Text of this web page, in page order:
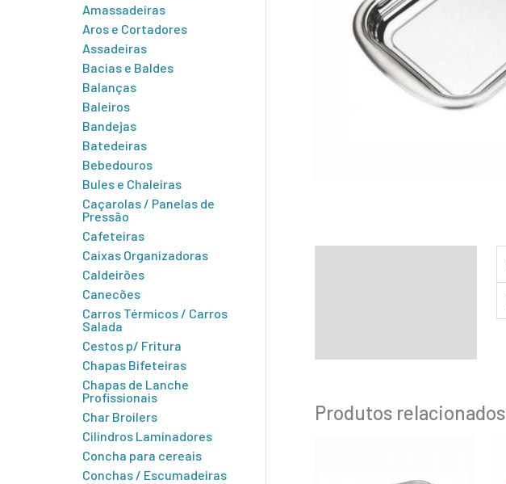
Amassadeiras
Aros e Cortadores
Assadeiras
Bacias e Baldes
Balanças
Baleiros
Bandejas
Batedeiras
Bebedouros
Bules e Chaleiras
Caçarolas / Panelas de
Pressão
Cafeteiras
Caixas Organizadoras
Caldeirões
Canecões
Carros Térmicos / Carros
Salada
Cestos p/ Fritura
Chapas Bifeteiras
Chapas de Lanche
Profissionais
Char Broilers
Cilindros Laminadores
Concha para cereais
Conchas / Escumadeiras
Produtos relacionados